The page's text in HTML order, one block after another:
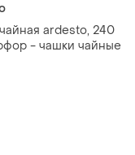
ardesto, 240
- чашки чайные